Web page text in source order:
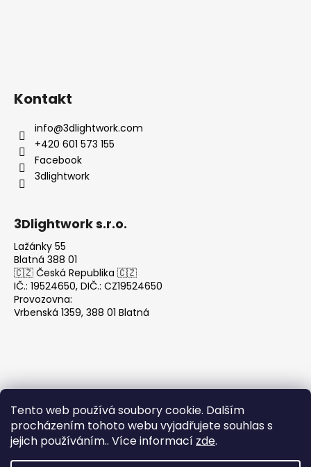
Tento web používá soubory cookie. Dalším
procházením tohoto webu vyjadřujete souhlas s
jejich používáním.. Více informací zde.
Kontakt
info@3dlightwork.com
+420 601 573 155
Facebook
3dlightwork
3Dlightwork s.r.o.
Lažánky 55
Blatná 388 01
🇨🇿 Česká Republika 🇨🇿
IČ.: 19524650, DIČ.: CZ19524650
Provozovna:
Vrbenská 1359, 388 01 Blatná
Přijímáme online platby